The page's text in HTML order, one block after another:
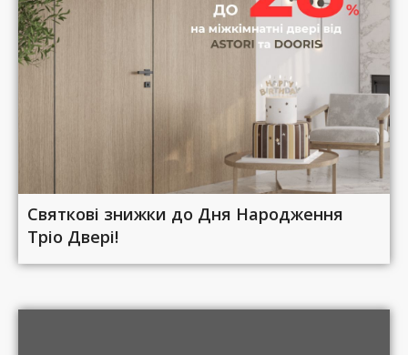
Святкові знижки до Дня Народження
Тріо Двері!